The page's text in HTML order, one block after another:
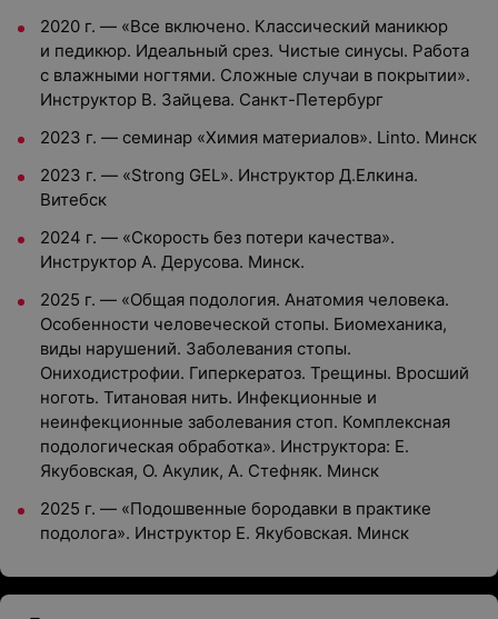
2020 г. — «Все включено. Классический маникюр
и педикюр. Идеальный срез. Чистые синусы. Работа
с влажными ногтями. Сложные случаи в покрытии».
Инструктор В. Зайцева. Санкт-Петербург
2023 г. — семинар «Химия материалов». Linto. Минск
2023 г. — «Strong GEL». Инструктор Д.Елкина.
Витебск
2024 г. — «Скорость без потери качества».
Инструктор А. Дерусова. Минск.
2025 г. — «Общая подология. Анатомия человека.
Особенности человеческой стопы. Биомеханика,
виды нарушений. Заболевания стопы.
Ониходистрофии. Гиперкератоз. Трещины. Вросший
ноготь. Титановая нить. Инфекционные и
неинфекционные заболевания стоп. Комплексная
подологическая обработка». Инструктора: Е.
Якубовская, О. Акулик, А. Стефняк. Минск
2025 г. — «Подошвенные бородавки в практике
подолога». Инструктор Е. Якубовская. Минск